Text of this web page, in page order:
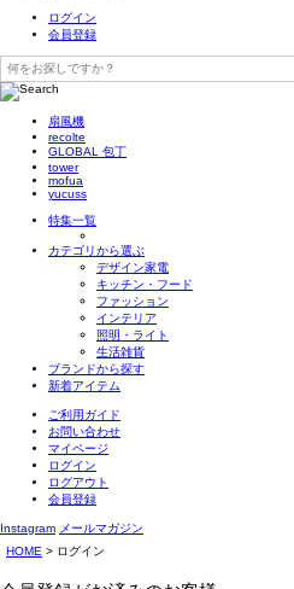
ログイン
会員登録
扇風機
recolte
GLOBAL 包丁
tower
mofua
yucuss
特集一覧
カテゴリから選ぶ
デザイン家電
キッチン・フード
ファッション
インテリア
照明・ライト
生活雑貨
ブランドから探す
新着アイテム
ご利用ガイド
お問い合わせ
マイページ
ログイン
ログアウト
会員登録
Instagram メールマガジン
HOME
ログイン